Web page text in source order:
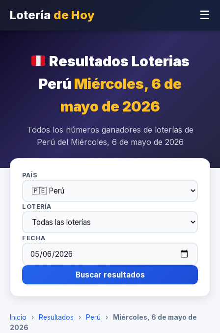
Lotería de Hoy ☰
Resultados Loterias
Perú Miércoles, 6 de
mayo de 2026
Todos los números ganadores de loterías de
Perú del Miércoles, 6 de mayo de 2026
PAÍS
LOTERÍA
FECHA
Buscar resultados
Inicio › Resultados › Perú ›
Miércoles, 6 de mayo de
2026